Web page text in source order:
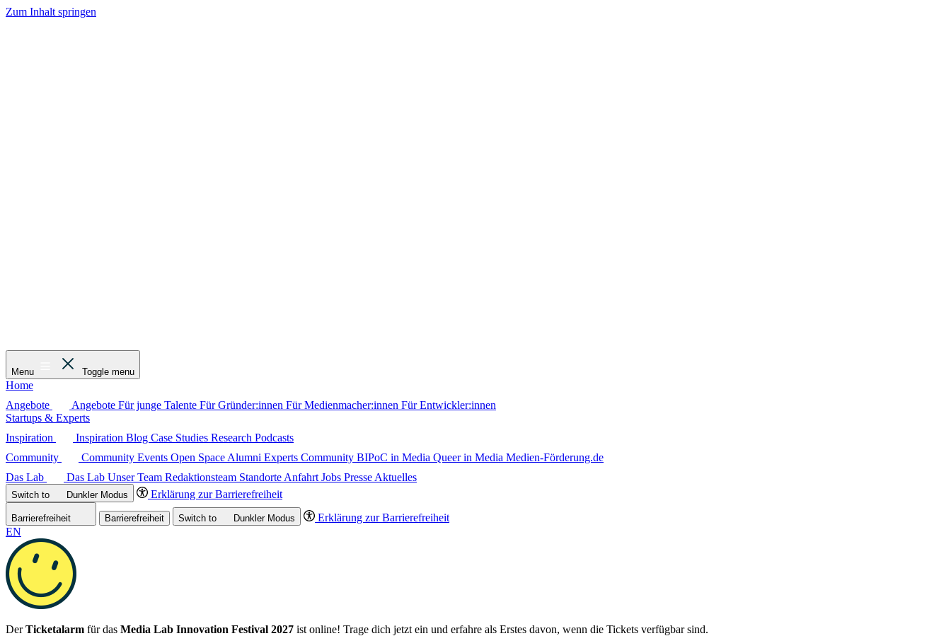
Zum Inhalt springen
Menu Toggle menu
Home
Angebote
Angebote Für junge Talente Für Gründer:innen Für Medienmacher:innen Für Entwickler:innen
Startups & Experts
Inspiration
Inspiration Blog Case Studies Research Podcasts
Community
Community Events Open Space Alumni Experts Community BIPoC in Media Queer in Media Medien-Förderung.de
Das Lab
Das Lab Unser Team Redaktionsteam Standorte Anfahrt Jobs Presse Aktuelles
Switch to DunklerModus Erklärung zur Barrierefreiheit
Barrierefreiheit Barrierefreiheit Switch to DunklerModus
Erklärung zur Barrierefreiheit
EN
DerTicketalarm für das Media Lab Innovation Festival 2027 ist online! Trage dich jetzt ein und erfahre als Erstes davon, wenn die Tickets verfügbar sind.